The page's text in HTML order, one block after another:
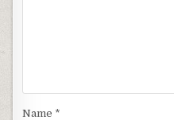
Name *